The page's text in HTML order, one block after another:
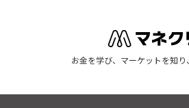
お金を学び、マーケットを知り